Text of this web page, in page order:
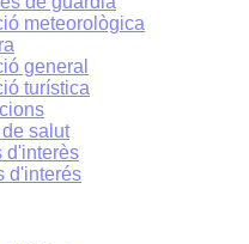
meteorològica
general
turística
salut
d'interès
d'interés